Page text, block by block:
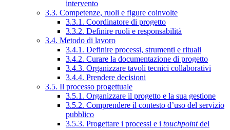
intervento
3.3. Competenze, ruoli e figure coinvolte
3.3.1. Coordinatore di progetto
3.3.2. Definire ruoli e responsabilità
3.4. Metodo di lavoro
3.4.1. Definire processi, strumenti e rituali
3.4.2. Curare la documentazione di progetto
3.4.3. Organizzare tavoli tecnici collaborativi
3.4.4. Prendere decisioni
3.5. Il processo progettuale
3.5.1. Organizzare il progetto e la sua gestione
3.5.2. Comprendere il contesto d’uso del servizio
pubblico
3.5.3. Progettare i processi e i touchpointdel